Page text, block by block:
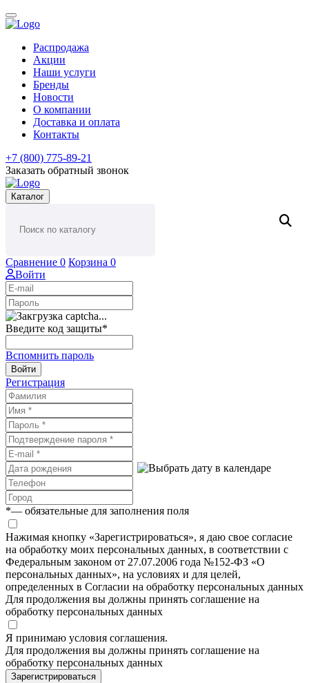
Распродажа
Акции
Наши услуги
Бренды
Новости
О компании
Доставка и оплата
Контакты
+7 (800) 775-89-21
Заказать обратный звонок
Каталог
Сравнение 0 Корзина 0
Войти
Введите код защиты*
Вспомнить пароль
Войти
Регистрация
*— обязательные для заполнения поля
Нажимая кнопку «Зарегистрироваться», я даю свое согласие
на обработку моих персональных данных, в соответствии с
Федеральным законом от 27.07.2006 года №152-ФЗ «О
персональных данных», на условиях и для целей,
определенных в Согласии на обработку персональных данных
Для продолжения вы должны принять соглашение на
обработку персональных данных
Я принимаю условия соглашения.
Для продолжения вы должны принять соглашение на
обработку персональных данных
Зарегистрироваться